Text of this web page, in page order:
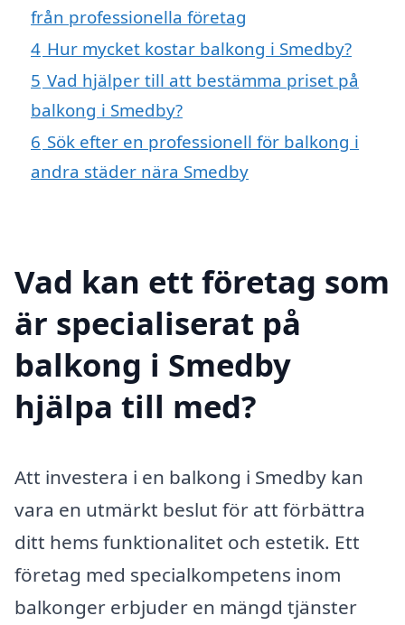
från professionella företag
4 Hur mycket kostar balkong i Smedby?
5 Vad hjälper till att bestämma priset på
balkong i Smedby?
6 Sök efter en professionell för balkong i
andra städer nära Smedby
Vad kan ett företag som
är specialiserat på
balkong i Smedby
hjälpa till med?
Att investera i en balkong i Smedby kan
vara en utmärkt beslut för att förbättra
ditt hems funktionalitet och estetik. Ett
företag med specialkompetens inom
balkonger erbjuder en mängd tjänster